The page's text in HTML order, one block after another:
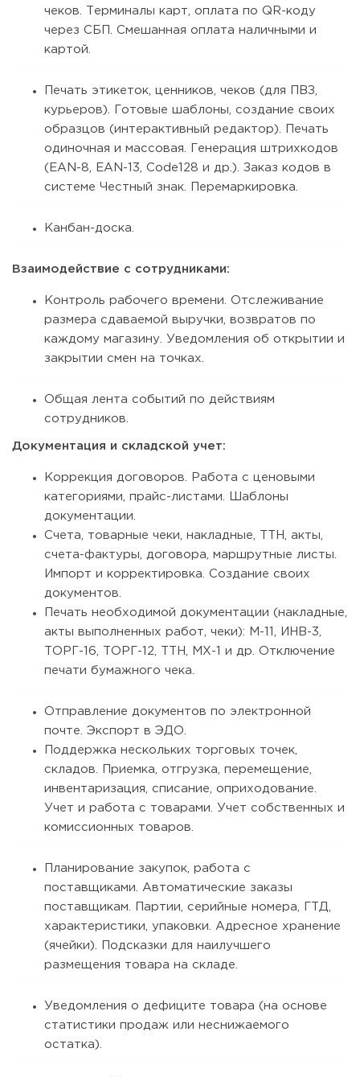
чеков. Терминалы карт, оплата по QR-коду
через СБП. Смешанная оплата наличными и
картой.
Печать этикеток, ценников, чеков (для ПВЗ,
курьеров). Готовые шаблоны, создание своих
образцов (интерактивный редактор). Печать
одиночная и массовая. Генерация штрихкодов
(EAN-8, EAN-13, Code128 и др.). Заказ кодов в
системе Честный знак. Перемаркировка.
Канбан-доска.
Взаимодействие с сотрудниками:
Контроль рабочего времени. Отслеживание
размера сдаваемой выручки, возвратов по
каждому магазину. Уведомления об открытии и
закрытии смен на точках.
Общая лента событий по действиям
сотрудников.
Документация и складской учет:
Коррекция договоров. Работа с ценовыми
категориями, прайс-листами. Шаблоны
документации.
Счета, товарные чеки, накладные, ТТН, акты,
счета-фактуры, договора, маршрутные листы.
Импорт и корректировка. Создание своих
документов.
Печать необходимой документации (накладные,
акты выполненных работ, чеки): М-11, ИНВ-3,
ТОРГ-16, ТОРГ-12, ТТН, МХ-1 и др. Отключение
печати бумажного чека.
Отправление документов по электронной
почте. Экспорт в ЭДО.
Поддержка нескольких торговых точек,
складов. Приемка, отгрузка, перемещение,
инвентаризация, списание, оприходование.
Учет и работа с товарами. Учет собственных и
комиссионных товаров.
Планирование закупок, работа с
поставщиками. Автоматические заказы
поставщикам. Партии, серийные номера, ГТД,
характеристики, упаковки. Адресное хранение
(ячейки). Подсказки для наилучшего
размещения товара на складе.
Уведомления о дефиците товара (на основе
статистики продаж или неснижаемого
остатка).